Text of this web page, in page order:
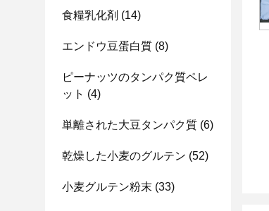
食糧乳化剤 (14)
エンドウ豆蛋白質 (8)
ピーナッツのタンパク質ペレ
ット (4)
単離された大豆タンパク質 (6)
乾燥した小麦のグルテン (52)
小麦グルテン粉末 (33)